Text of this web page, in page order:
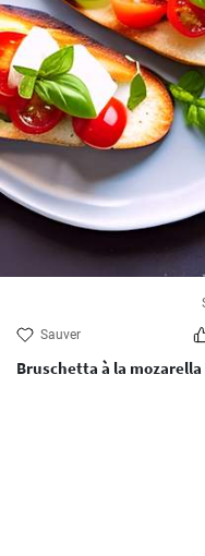
Sauver
Bruschetta à la mozarella